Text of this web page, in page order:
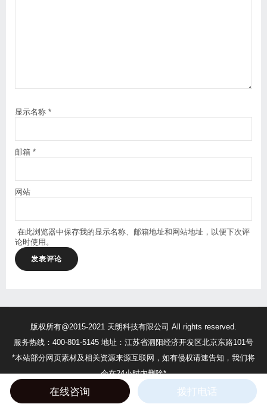
显示名称 *
邮箱 *
网站
在此浏览器中保存我的显示名称、邮箱地址和网站地址，以便下次评
论时使用。
版权所有@2015-2021 天朗科技有限公司 All rights reserved.
服务热线：400-801-5145 地址：江苏省泗阳经济开发区北京东路101号
*本站部分网页素材及相关资源来源互联网，如有侵权请速告知，我们将
会在24小时内删除*
苏ICP备17056552号
苏公网安备32132302010375号
在线咨询 拨打电话